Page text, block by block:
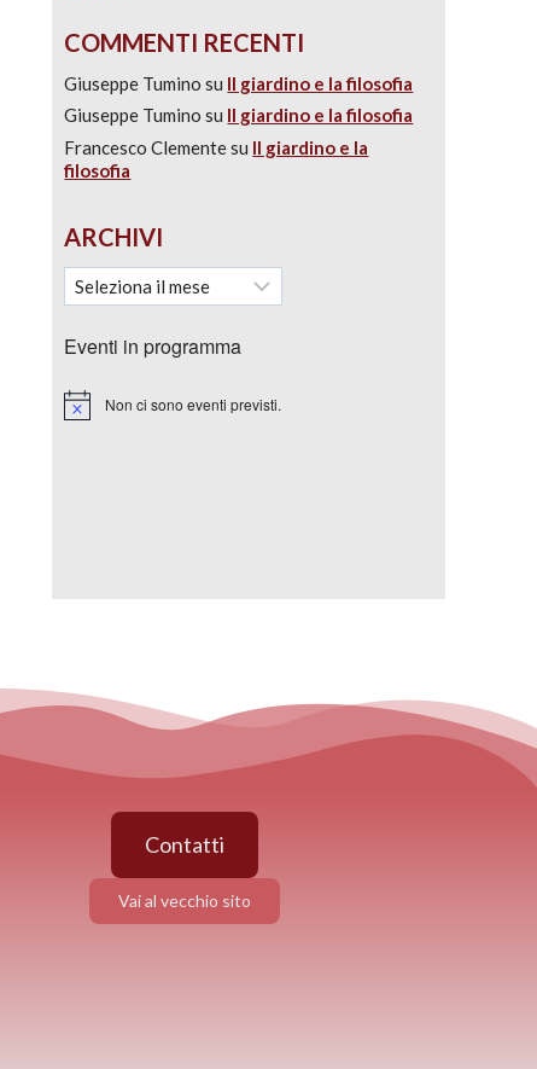
COMMENTI RECENTI
Giuseppe Tumino su Il giardino e la filosofia
Giuseppe Tumino su Il giardino e la filosofia
Francesco Clementesu Il giardino e la
filosofia
ARCHIVI
Eventi in programma
Notice Non ci sono eventi previsti.
Contatti
Vai al vecchio sito